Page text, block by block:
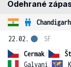
Odehrané
22.02.
Cermak/
Galvani /
SF